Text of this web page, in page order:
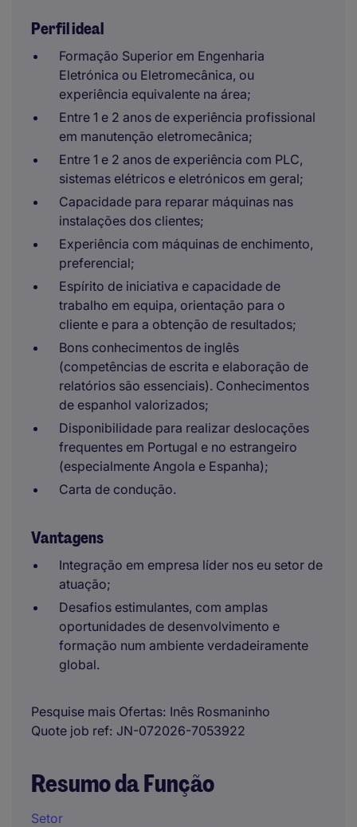
Perfil ideal
Formação Superior em Engenharia
Eletrónica ou Eletromecânica, ou
experiência equivalente na área;
Entre 1 e 2 anos de experiência profissional
em manutenção eletromecânica;
Entre 1 e 2 anos de experiência com PLC,
sistemas elétricos e eletrónicos em geral;
Capacidade para reparar máquinas nas
instalações dos clientes;
Experiência com máquinas de enchimento,
preferencial;
Espírito de iniciativa e capacidade de
trabalho em equipa, orientação para o
cliente e para a obtenção de resultados;
Bons conhecimentos de inglês
(competências de escrita e elaboração de
relatórios são essenciais). Conhecimentos
de espanhol valorizados;
Disponibilidade para realizar deslocações
frequentes em Portugal e no estrangeiro
(especialmente Angola e Espanha);
Carta de condução.
Vantagens
Integração em empresa líder nos eu setor de
atuação;
Desafios estimulantes, com amplas
oportunidades de desenvolvimento e
formação num ambiente verdadeiramente
global.
Pesquise mais Ofertas Inês Rosmaninho
Quote job ref JN-072026-7053922
Resumo da Função
Setor